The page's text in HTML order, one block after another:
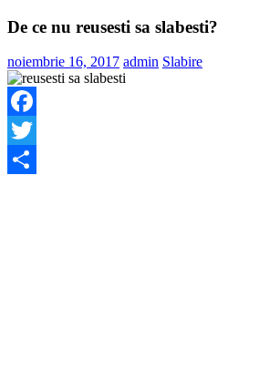
De ce nu reusesti sa slabesti?
noiembrie 16, 2017 admin Slabire
Facebook
Twitter